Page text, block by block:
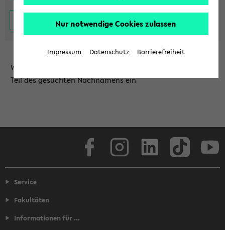
Wählen Sie die Einrichtung aus und/oder geben Sie einen
Teil des gesuchten Nachnamens ein
Service
Fakultäten
Informationen für ...
Nur notwendige Cookies zulassen
Impressum Datenschutz Barrierefreiheit